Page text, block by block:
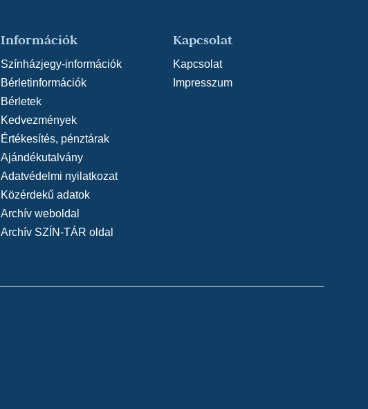
Információk
Színházjegy-információk
Bérletinformációk
Bérletek
Kedvezmények
Értékesítés, pénztárak
Ajándékutalvány
Adatvédelmi nyilatkozat
Közérdekű adatok
Archív weboldal
Archív SZÍN-TÁR oldal
Kapcsolat
Kapcsolat
Impresszum